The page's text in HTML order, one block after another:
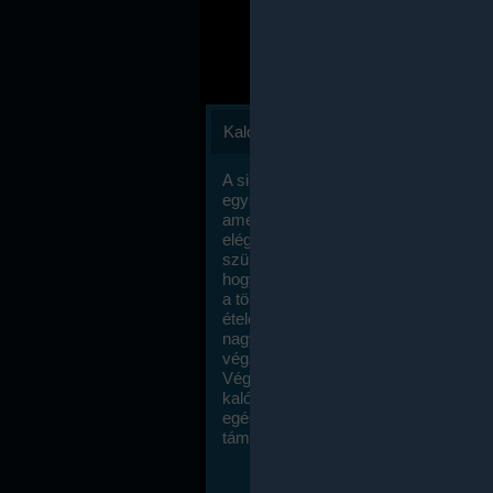
Kalóriaszámlálás
A sikeres fogyás titka valójában igen
egyszerű: égess több energiát, mint
amennyit beviszel. Természetesen
elég nagy fegyelemre és akaraterőre
szükség, de meglepődve fogod
hogy a kalóriaszámolás mennyire
a többi diétához képest. Itt nincsenek
ételek és a megengedett kalóriabevitelt
nagymértékben növelheted ha
végzel.
Végül, de nem utolsó sorban, a
kalóriaszámolás módszerét a legtöbb
egészségügyi szakorvos ajánlja és
támogatja.